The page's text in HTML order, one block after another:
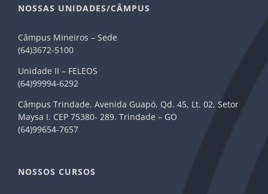
NOSSAS UNIDADES/CÂMPUS
Câmpus Mineiros – Sede
(64)3672-5100
Unidade II – FELEOS
(64)99994-6292
Câmpus Trindade. Avenida Guapó, Qd. 45, Lt. 02, Setor
Maysa I. CEP 75380- 289. Trindade – GO
(64)99654-7657
NOSSOS CURSOS